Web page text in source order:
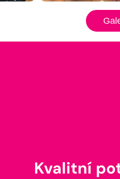
Kvalitní